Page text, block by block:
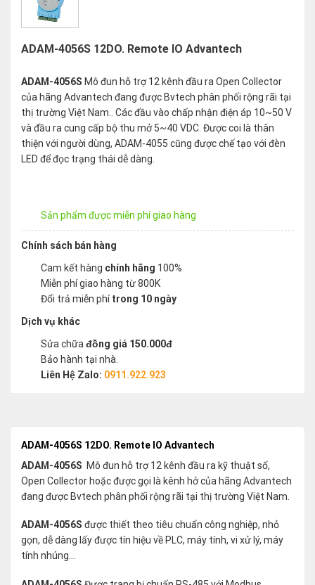
ADAM-4056S 12DO. Remote IO Advantech
ADAM-4056S Mô đun hỗ trợ 12 kênh đầu ra Open Collector
của hãng Advantech đang được Bvtech phân phối rộng rãi tại
thị trường Việt Nam.. Các đầu vào chấp nhận điện áp 10~50 V
và đầu ra cung cấp bộ thu mở 5~40 VDC. Được coi là thân
thiện với người dùng, ADAM-4055 cũng được chế tạo với đèn
LED để đọc trạng thái dễ dàng.
Sản phẩm được miễn phí giao hàng
Chính sách bán hàng
Cam kết hàng chính hãng 100%
Miễn phí giao hàng từ 800K
Đổi trả miễn phítrong 10 ngày
Dịch vụ khác
Sửa chữa đồng giá 150.000đ
Bảo hành tại nhà.
Liên Hệ Zalo: 0911.922.923
ADAM-4056S 12DO. Remote IO Advantech
ADAM-4056S Mô đun hỗ trợ 12 kênh đầu ra kỹ thuật số,
Open Collector hoặc được gọi là kênh hở của hãng Advantech
đang được Bvtech phân phối rộng rãi tại thị trường Việt Nam.
ADAM-4056S được thiết theo tiêu chuẩn công nghiệp, nhỏ
gọn, dễ dàng lấy được tín hiệu về PLC, máy tính, vi xử lý, máy
tính nhúng…